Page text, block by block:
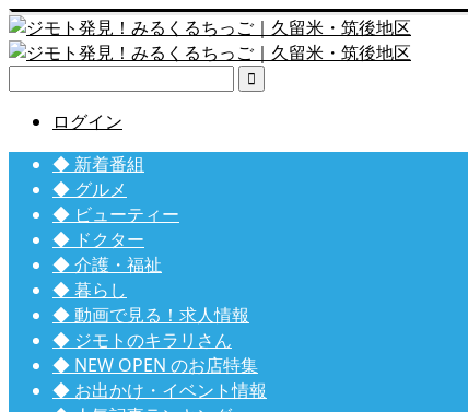

ログイン
◆ 新着番組
◆ グルメ
◆ ビューティー
◆ ドクター
◆ 介護・福祉
◆ 暮らし
◆ 動画で見る！求人情報
◆ ジモトのキラリさん
◆ NEW OPEN のお店特集
◆ お出かけ・イベント情報